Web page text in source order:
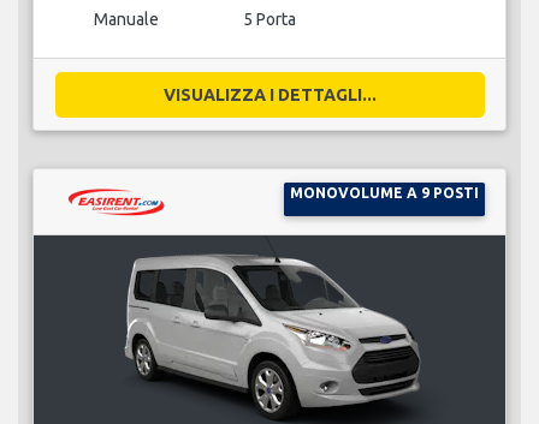
Manuale 5 Porta
VISUALIZZA I DETTAGLI...
MONOVOLUME A 9 POSTI